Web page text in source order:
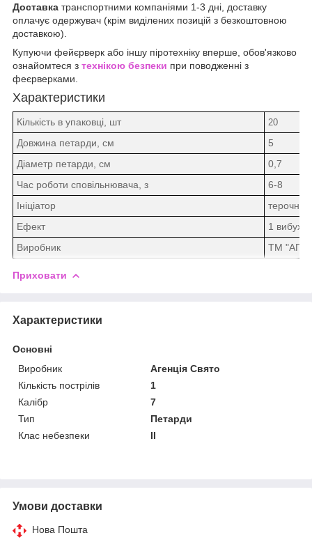
Доставка транспортними компаніями 1-3 дні, доставку
оплачує одержувач (крім виділених позицій з безкоштовною
доставкою).
Купуючи фейєрверк або іншу піротехніку вперше, обов'язково
ознайомтеся з технікою безпеки при поводженні з
феєрверками.
Характеристики
Кількість в упаковці, шт 20
Довжина петарди, см
5
Діаметр петарди, см
0,7
Час роботи сповільнювача, з
6-8
Ініціатор
терочная
Ефект
1 вибух
Виробник
ТМ
Приховати
Характеристики
Основні
Виробник
Агенція Свято
Кількість пострілів
1
Калібр
7
Тип
Петарди
Клас небезпеки
II
Умови доставки
Нова Пошта